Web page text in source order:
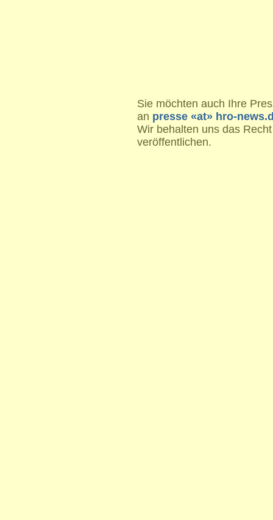
Sie möchten auch Ihre
an presse «at» hro-
Wir behalten uns das
veröffentlichen.